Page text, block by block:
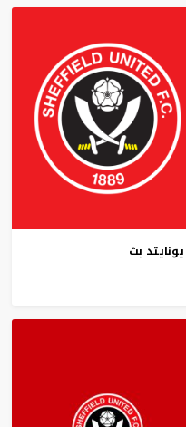
يونايتد بث